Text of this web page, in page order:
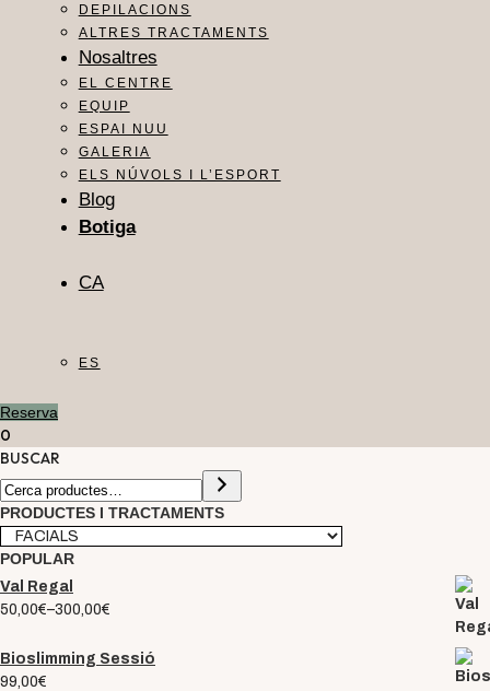
DEPILACIONS
ALTRES TRACTAMENTS
Nosaltres
EL CENTRE
EQUIP
ESPAI NUU
GALERIA
ELS NÚVOLS I L’ESPORT
Blog
Botiga
CA
ES
Reserva
0
BUSCAR
PRODUCTES I TRACTAMENTS
POPULAR
Val Regal
50,00€–300,00€
Bioslimming Sessió
99,00€